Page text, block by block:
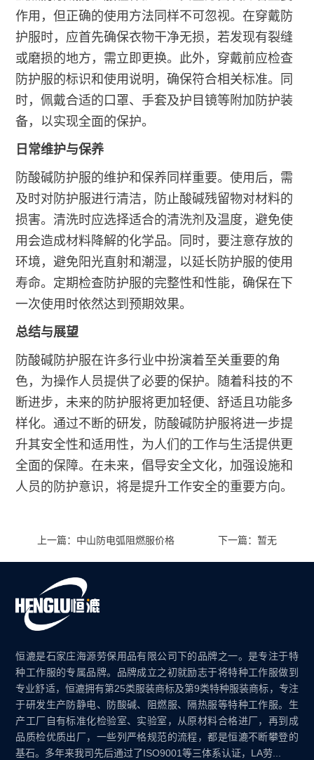
作用，但正确的使用方法同样不可忽视。在穿戴防
护服时，应首先确保衣物干净无损，若发现有裂缝
或磨损的地方，需立即更换。此外，穿戴前应检查
防护服的标识和使用说明，确保符合相关标准。同
时，佩戴合适的口罩、手套及护目镜等附加防护装
备，以实现全面的保护。
日常维护与保养
防酸碱防护服的维护和保养同样重要。使用后，需
及时对防护服进行清洁，防止酸碱残留物对材料的
损害。清洗时应选择适合的清洗剂及温度，避免使
用会造成材料降解的化学品。同时，要注意存放的
环境，避免阳光直射和潮湿，以延长防护服的使用
寿命。定期检查防护服的完整性和性能，确保在下
一次使用时依然达到预期效果。
总结与展望
防酸碱防护服在许多行业中扮演着至关重要的角
色，为操作人员提供了必要的保护。随着科技的不
断进步，未来的防护服将更加轻便、舒适且功能多
样化。通过不断的研发，防酸碱防护服将进一步提
升其安全性和适用性，为人们的工作与生活提供更
全面的保障。在未来，倡导安全文化，加强设施和
人员的防护意识，将是提升工作安全的重要方向。
上一篇：中山防电弧阻燃服价格 下一篇：暂无
恒漉是石家庄海源劳保用品有限公司下的品牌之一。是专注于特
种工作服的专属品牌。品牌成立之初就励志于将特种工作服做到
专业舒适，恒漉拥有第25类服装商标及第9类特种服装商标，专注
于研发生产防静电、防酸碱、阻燃服、隔热服等特种工作服。生
产工厂自有标准化检验室、实验室，从原材料合格进厂，再到成
品质检优质出厂，一些列严格规范的流程，都是恒漉不断攀登的
基石。多年来我司先后通过了ISO9001等三体系认证，LA劳...